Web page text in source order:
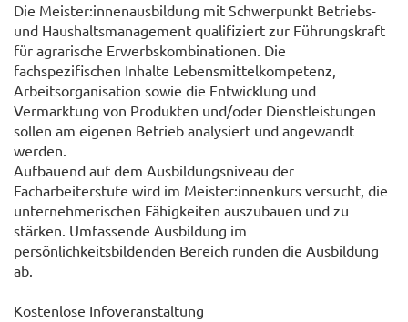
Die Meister:innenausbildung mit Schwerpunkt Betriebs-
und Haushaltsmanagement qualifiziert zur Führungskraft
für agrarische Erwerbskombinationen. Die
fachspezifischen Inhalte Lebensmittelkompetenz,
Arbeitsorganisation sowie die Entwicklung und
Vermarktung von Produkten und/oder Dienstleistungen
sollen am eigenen Betrieb analysiert und angewandt
werden.
Aufbauend auf dem Ausbildungsniveau der
Facharbeiterstufe wird im Meister:innenkurs versucht, die
unternehmerischen Fähigkeiten auszubauen und zu
stärken. Umfassende Ausbildung im
persönlichkeitsbildenden Bereich runden die Ausbildung
ab.
Kostenlose Infoveranstaltung